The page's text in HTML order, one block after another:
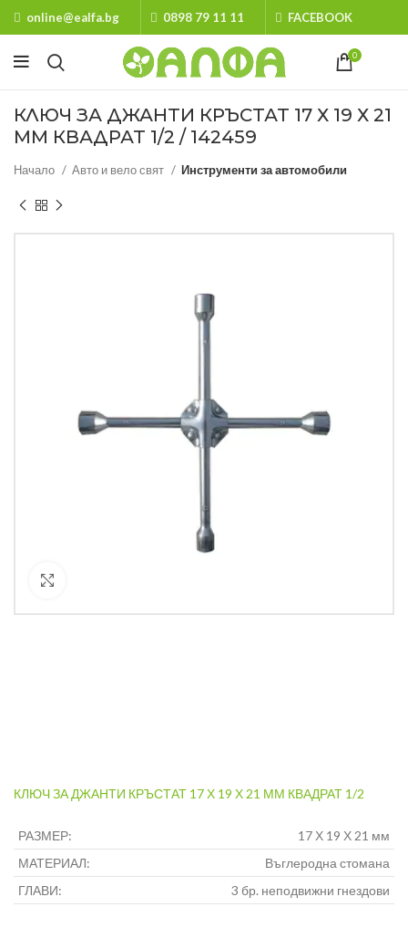
online@ealfa.bg 0898 79 11 11 FACEBOOK
0
КЛЮЧ ЗА ДЖАНТИ КРЪСТАТ 17 Х 19 Х 21
ММ КВАДРАТ 1/2 / 142459
Начало Авто и вело свят Инструменти за автомобили
КЛЮЧ ЗА ДЖАНТИ КРЪСТАТ 17 Х 19 Х 21 ММ КВАДРАТ 1/2
РАЗМЕР:
17 Х 19 Х 21 мм
МАТЕРИАЛ:
Въглеродна стомана
ГЛАВИ:
3 бр. неподвижни гнездови